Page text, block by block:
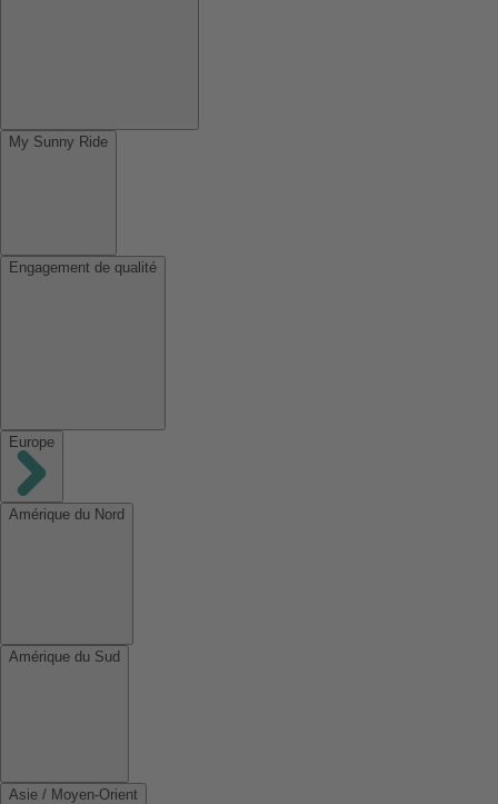
My Sunny Ride
Engagement de qualité
Europe
Amérique du Nord
Amérique du Sud
Asie / Moyen-Orient